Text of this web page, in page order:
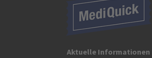
Aktuelle Informationen